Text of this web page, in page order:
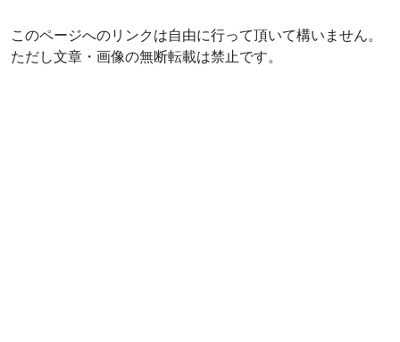
このページへのリンクは自由に行って頂いて構いません。
ただし文章・画像の無断転載は禁止です。